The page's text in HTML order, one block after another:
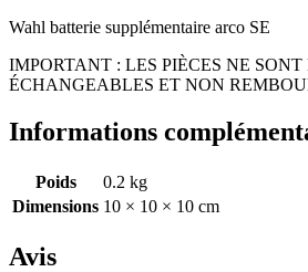
Wahl batterie supplémentaire arco SE
IMPORTANT : LES PIÈCES NE SONT
ÉCHANGEABLES ET NON
Informations
Poids
0.2 kg
Dimensions 10 × 10 × 10 cm
Avis